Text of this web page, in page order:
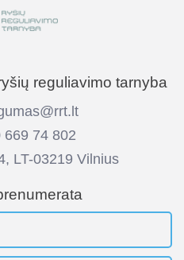
reguliavimo tarnyba
669 74 802
LT-03219 Vilnius